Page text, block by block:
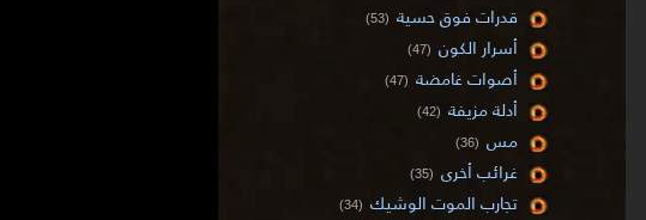
قدرات فوق حسية (53)
أسرار الكون (47)
أصوات غامضة (47)
أدلة مزيفة (42)
مس (36)
غرائب أخرى (35)
تجارب الموت الوشيك (34)